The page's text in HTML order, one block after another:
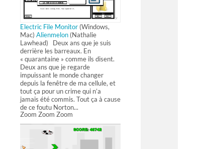
Electric File Monitor (Windows,
Mac) Alienmelon (Nathalie
Lawhead) Deux ans que je suis
derrière les barreaux. En
« quarantaine » comme ils disent.
Deux ans que je regarde
impuissant le monde changer
depuis la fenêtre de ma cellule, et
tout ça pour un crime qui n’a
jamais été commis. Tout ça à cause
de ce foutu Norton...
Zoom Zoom Zoom